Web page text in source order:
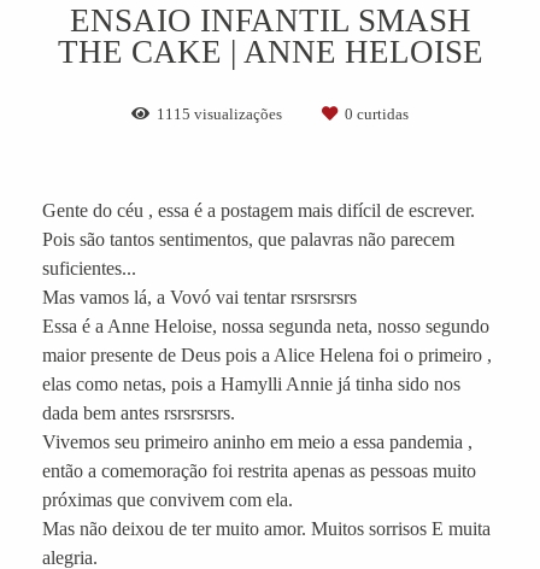
ENSAIO INFANTIL SMASH
THE CAKE | ANNE HELOISE
1115 visualizações 0 curtidas
Gente do céu , essa é a postagem mais difícil de escrever.
Pois são tantos sentimentos, que palavras não parecem
suficientes...
Mas vamos lá, a Vovó vai tentar rsrsrsrsrs
Essa é a Anne Heloise, nossa segunda neta, nosso segundo
maior presente de Deus pois a Alice Helena foi o primeiro ,
elas como netas, pois a Hamylli Annie já tinha sido nos
dada bem antes rsrsrsrsrs.
Vivemos seu primeiro aninho em meio a essa pandemia ,
então a comemoração foi restrita apenas as pessoas muito
próximas que convivem com ela.
Mas não deixou de ter muito amor. Muitos sorrisos E muita
alegria.